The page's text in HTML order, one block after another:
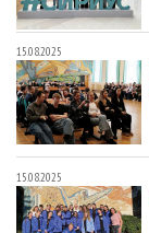
15.08.2025
15.08.2025